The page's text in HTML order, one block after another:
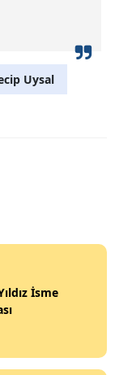
Uysal
İsme